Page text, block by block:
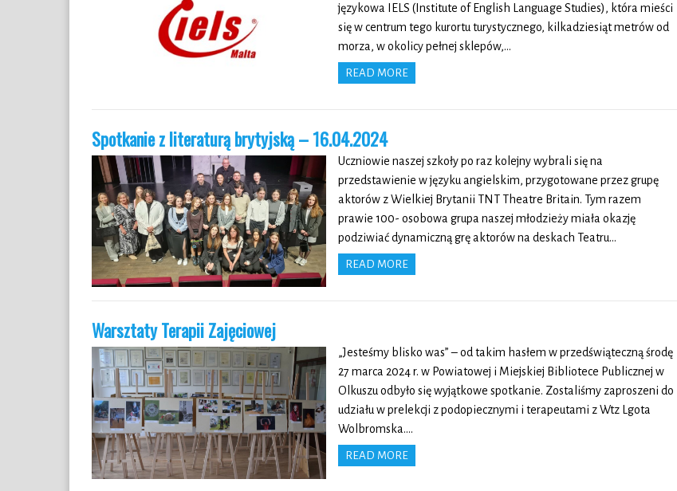
językowa IELS (Institute of English Language Studies), która mieści
się w centrum tego kurortu turystycznego, kilkadziesiąt metrów od
morza, w okolicy pełnej sklepów,…
READ MORE
Spotkanie z literaturą brytyjską – 16.04.2024
Uczniowie naszej szkoły po raz kolejny wybrali się na
przedstawienie w języku angielskim, przygotowane przez grupę
aktorów z Wielkiej Brytanii TNT Theatre Britain. Tym razem
prawie 100- osobowa grupa naszej młodzieży miała okazję
podziwiać dynamiczną grę aktorów na deskach Teatru…
READ MORE
Warsztaty Terapii Zajęciowej
„Jesteśmy blisko was” – od takim hasłem w przedświąteczną środę
27 marca 2024 r. w Powiatowej i Miejskiej Bibliotece Publicznej w
Olkuszu odbyło się wyjątkowe spotkanie. Zostaliśmy zaproszeni do
udziału w prelekcji z podopiecznymi i terapeutami z Wtz Lgota
Wolbromska….
READ MORE